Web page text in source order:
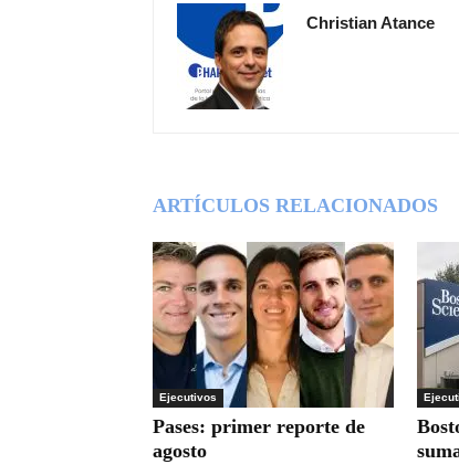
Christian Atance
ARTÍCULOS RELACIONADOS
Ejecutivos
Pases: primer reporte de
agosto